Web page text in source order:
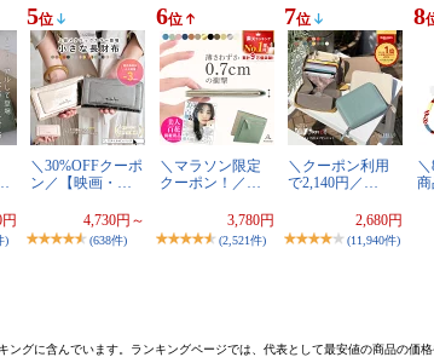
円
)
5位
＼30%OFFクーポ
ン／【映画・…
4,730円～
(638件)
6位
＼マラソン限定
クーポン！／…
3,780円
(2,521件)
7位
＼クーポン利用
で2,140円／…
2,680円
(11,940件)
8
商
グに含んでいます。ランキングページでは、代表として最安値の商品の価格